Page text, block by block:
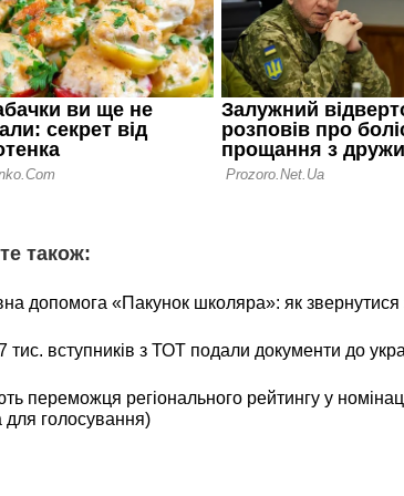
також:
допомога «Пакунок школяра»: як
тис. вступників з ТОТ подали документи до
переможця регіонального рейтингу у
голосування)